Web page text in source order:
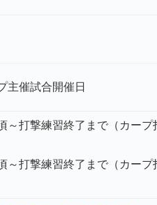
主催試合開催日
～打撃練習終了まで（カープ
～打撃練習終了まで（カープ